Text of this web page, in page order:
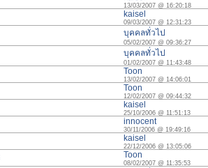
13/03/2007 @ 16:20:18
kaisel
09/03/2007 @ 12:31:23
บุคคลทั่วไป
05/02/2007 @ 09:36:27
บุคคลทั่วไป
01/02/2007 @ 11:43:48
Toon
13/02/2007 @ 14:06:01
Toon
12/02/2007 @ 09:44:32
kaisel
25/10/2006 @ 11:51:13
innocent
30/11/2006 @ 19:49:16
kaisel
22/12/2006 @ 13:05:06
Toon
08/02/2007 @ 11:35:53